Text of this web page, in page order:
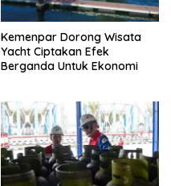
Kemenpar Dorong Wisata
Yacht Ciptakan Efek
Berganda Untuk Ekonomi